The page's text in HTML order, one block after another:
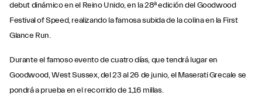
debut dinámico en el Reino Unido, en la 28ª edición del Goodwood
Festival of Speed, realizando la famosa subida de la colina en la First
Glance Run.
Durante el famoso evento de cuatro días, que tendrá lugar en
Goodwood, West Sussex, del 23 al 26 de junio, el Maserati Grecale se
pondrá a prueba en el recorrido de 1,16 millas.